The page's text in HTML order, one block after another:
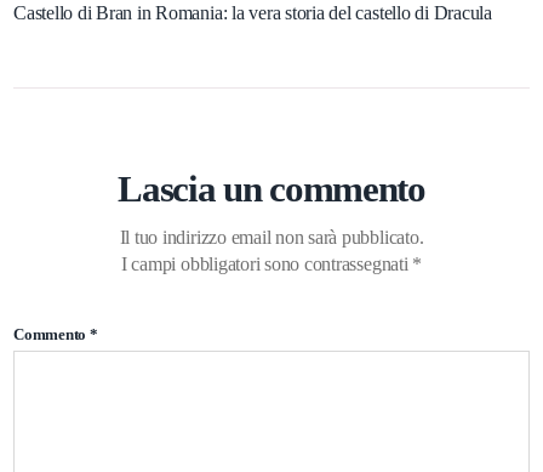
Castello di Bran in Romania: la vera storia del castello di Dracula
Lascia un commento
Il tuo indirizzo email non sarà pubblicato.
I campi obbligatori sono contrassegnati *
Commento *